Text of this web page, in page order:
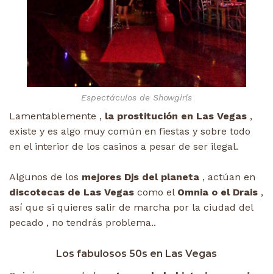
Espectáculos de Showgirls
Lamentablemente , la prostitución en Las Vegas ,
existe y es algo muy común en fiestas y sobre todo
en el interior de los casinos a pesar de ser ilegal.
Algunos de los mejores Djs del planeta , actúan en
discotecas de Las Vegas como el Omnia o el Drais ,
así que si quieres salir de marcha por la ciudad del
pecado , no tendrás problema..
Los fabulosos 50s en Las Vegas